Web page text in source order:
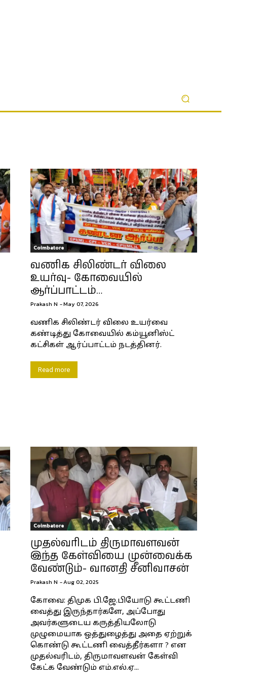
Coimbatore
வணிக சிலிண்டர் விலை
உயர்வு- கோவையில்
ஆர்ப்பாட்டம்…
Prakash N -May 07, 2026
வணிக சிலிண்டர் விலை உயர்வை
கண்டித்து கோவையில் கம்யூனிஸ்ட்
கட்சிகள் ஆர்ப்பாட்டம் நடத்தினர்.
Read more
Coimbatore
முதல்வரிடம் திருமாவளவன்
இந்த கேள்வியை முன்வைக்க
வேண்டும்- வானதி சீனிவாசன்
Prakash N -Aug 02, 2025
கோவை: திமுக பி.ஜே.பியோடு கூட்டணி
வைத்து இருந்தார்களே, அப்போது
அவர்களுடைய கருத்தியலோடு
முழுமையாக ஒத்துழைத்து அதை ஏற்றுக்
கொண்டு கூட்டணி வைத்தீர்களா ? என
முதல்வரிடம், திருமாவளவன் கேள்வி
கேட்க வேண்டும் எம்.எல்.ஏ...